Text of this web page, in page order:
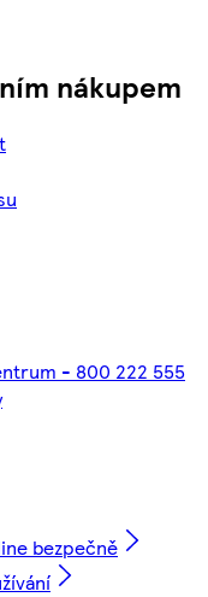
nákupem
- 800 222 555
bezpečně